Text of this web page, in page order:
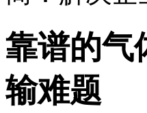
靠谱的气
输难题